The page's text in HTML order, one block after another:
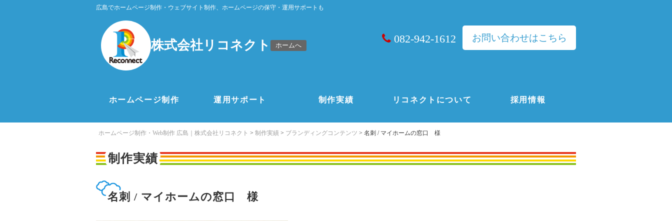
広島でホームページ制作・ウェブサイト制作、ホームページの保守・運用サポートも
株式会社リコネクト ホームへ
082-942-1612 お問い合わせはこちら
ホームページ制作 運用サポート 制作実績 リコネクトについて 採用情報
ホームページ制作・Web制作 広島｜株式会社リコネクト > 制作実績 > ブランディングコンテンツ > 名刺 / マイホームの窓口 様
制作実績
名刺 / マイホームの窓口 様